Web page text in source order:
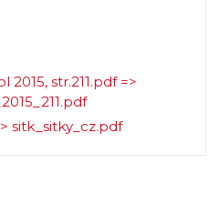
2015, str.211.pdf =>
sitk_sitky_cz.pdf